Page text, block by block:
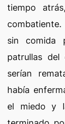
tiempo
sin comida
patrullas
serían
había
el miedo y